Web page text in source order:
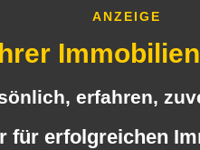
ANZEIGE
erfahren,
für erfolgreichen